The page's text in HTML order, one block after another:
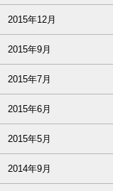
2015年12月
2015年9月
2015年7月
2015年6月
2015年5月
2014年9月